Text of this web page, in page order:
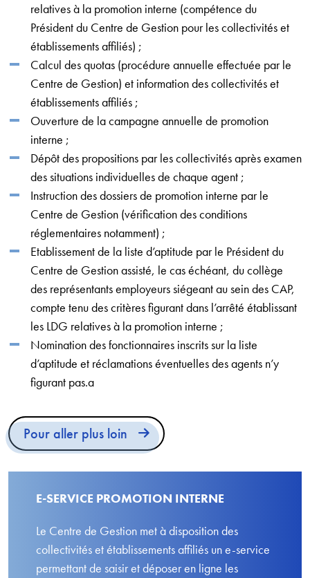
relatives à la promotion interne (compétence du
Président du Centre de Gestion pour les collectivités et
établissements affiliés) ;
Calcul des quotas (procédure annuelle effectuée par le
Centre de Gestion) et information des collectivités et
établissements affiliés ;
Ouverture de la campagne annuelle de promotion
interne ;
Dépôt des propositions par les collectivités après examen
des situations individuelles de chaque agent ;
Instruction des dossiers de promotion interne par le
Centre de Gestion (vérification des conditions
réglementaires notamment) ;
Etablissement de la liste d’aptitude par le Président du
Centre de Gestion assisté, le cas échéant, du collège
des représentants employeurs siégeant au sein des CAP,
compte tenu des critères figurant dans l’arrêté établissant
les LDG relatives à la promotion interne ;
Nomination des fonctionnaires inscrits sur la liste
d’aptitude et réclamations éventuelles des agents n’y
figurant pas.a
Pour aller plus loin
E-SERVICE PROMOTION INTERNE
Le Centre de Gestion met à disposition des
collectivités et établissements affiliés un e-service
permettant de saisir et déposer en ligne les